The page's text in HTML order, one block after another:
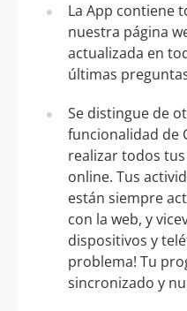
La App contiene
nuestra página
actualizada en
últimas
Se distingue de
funcionalidad de
realizar todos
online. Tus
están siempre
con la web, y
dispositivos y
problema! Tu
sincronizado y